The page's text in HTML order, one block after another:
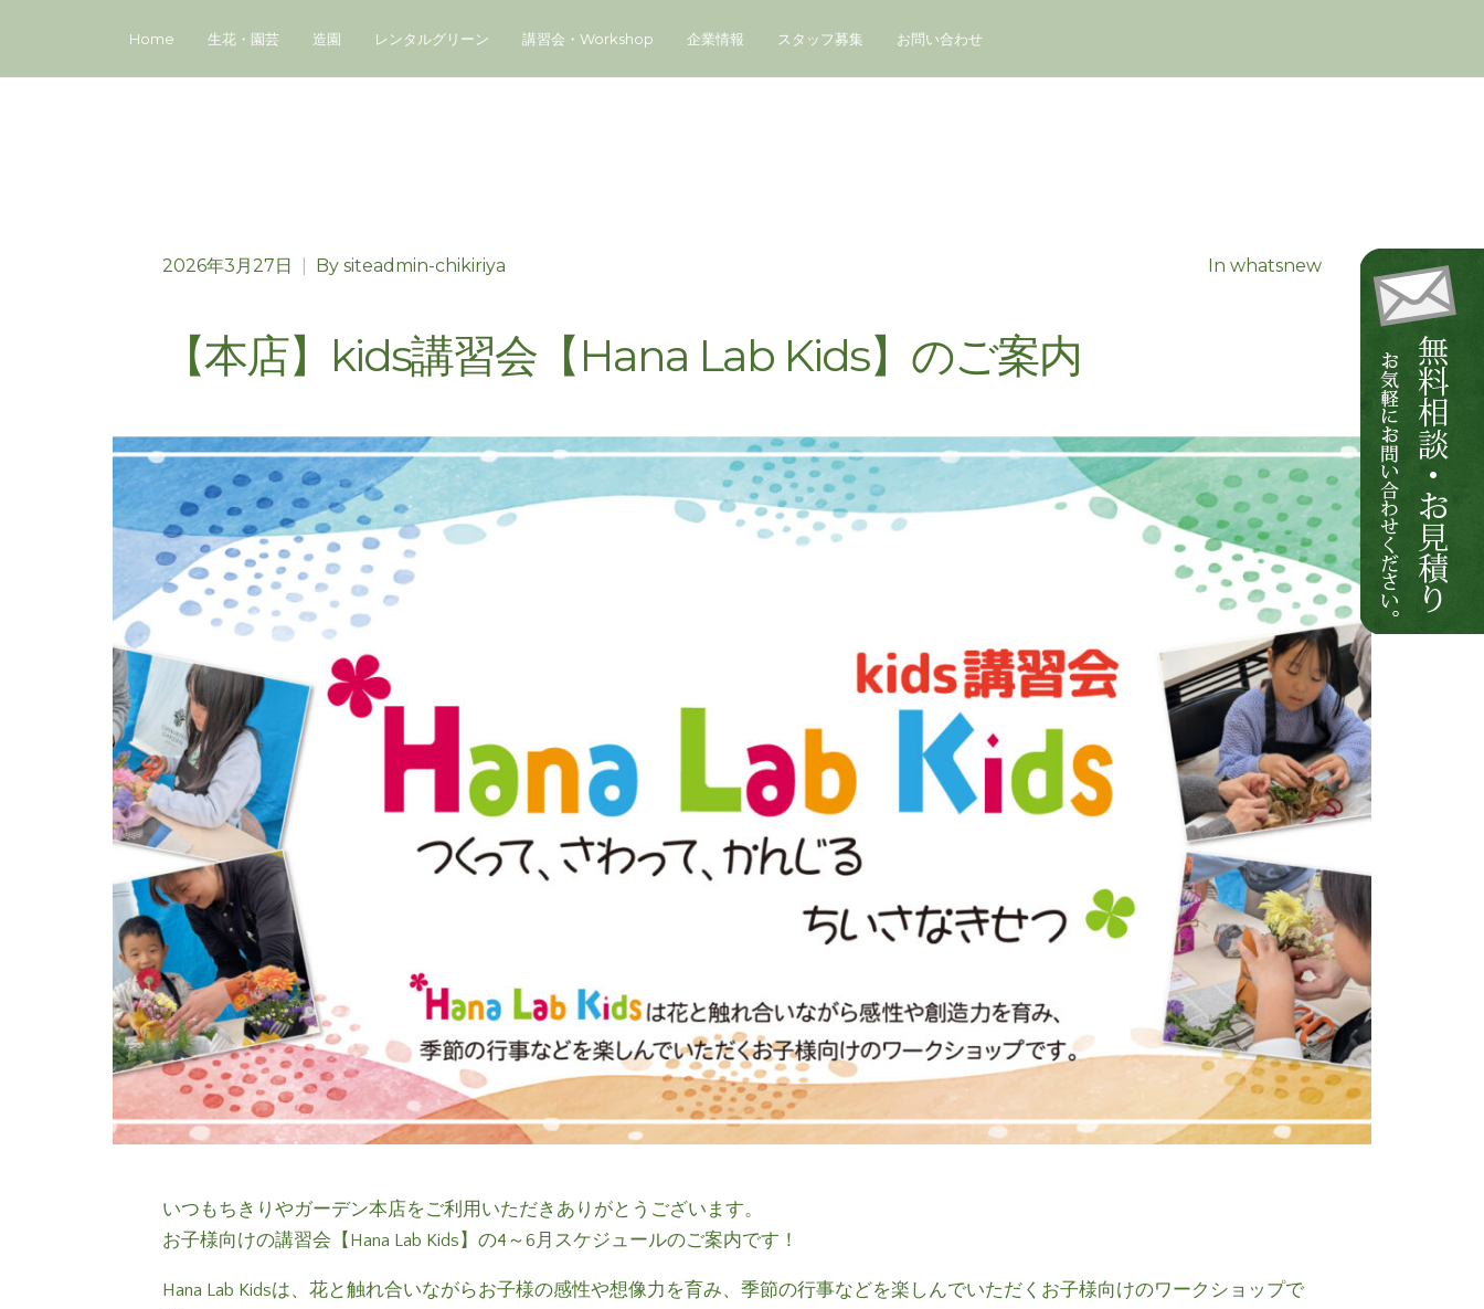
Home 生花・園芸 造園 レンタルグリーン 講習会・Workshop 企業情報 スタッフ募集 お問い合わせ
2026年3月27日 By siteadmin-chikiriya In whatsnew
【本店】kids講習会【Hana Lab Kids】のご案内
いつもちきりやガーデン本店をご利用いただきありがとうございます。
お子様向けの講習会【Hana Lab Kids】の4～6月スケジュールのご案内です！
Hana Lab Kidsは、花と触れ合いながらお子様の感性や想像力を育み、季節の行事などを楽しんでいただくお子様向けのワークショップで